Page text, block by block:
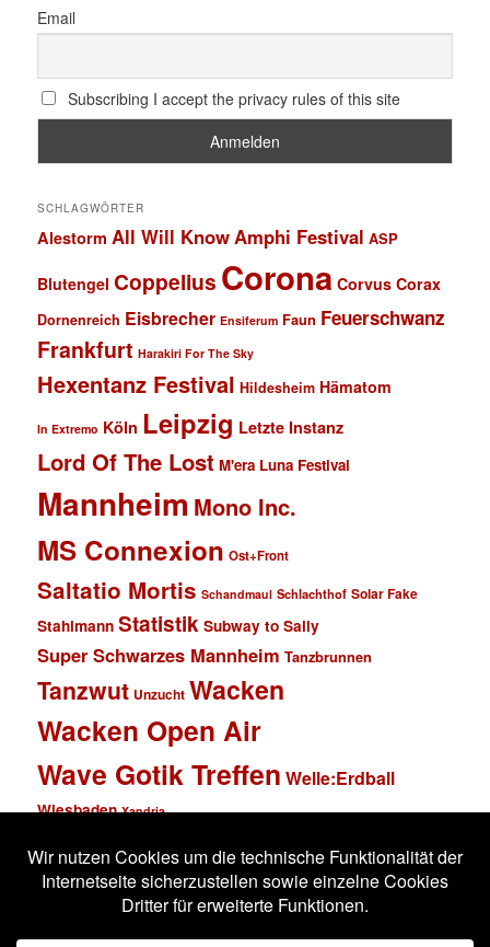
Email
Subscribing I accept the privacy rules of this site
SCHLAGWÖRTER
Alestorm All Will Know Amphi Festival ASP
Blutengel Coppelius Corona Corvus Corax
Dornenreich Eisbrecher Ensiferum Faun Feuerschwanz
Frankfurt Harakiri For The Sky
Hexentanz Festival Hildesheim Hämatom
In Extremo Köln Leipzig Letzte Instanz
Lord Of The Lost M'era Luna Festival
Mannheim Mono Inc.
MS Connexion Ost+Front
Saltatio Mortis Schandmaul Schlachthof Solar Fake
Stahlmann Statistik Subway to Sally
Super Schwarzes Mannheim Tanzbrunnen
Tanzwut Unzucht Wacken
Wacken Open Air
Wave Gotik Treffen Welle:Erdball
Wiesbaden Xandria
Impressum